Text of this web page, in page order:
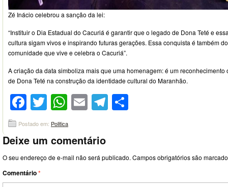
Zé Inácio celebrou a sanção da lei:
“Instituir o Dia Estadual do Cacuriá é garantir que o legado de Dona Teté e
cultura sigam vivos e inspirando futuras gerações. Essa conquista é também
comunidade que vive e celebra o Cacuriá”.
A criação da data simboliza mais que uma homenagem: é um
de Dona Teté na construção da identidade cultural do Maranhão.
Facebook
Twitter
WhatsApp
EmailTelegram
Postado em: Politica
Deixe um comentário
O seu endereço de e-mail não será publicado.Campos obrigatórios são
Comentário*